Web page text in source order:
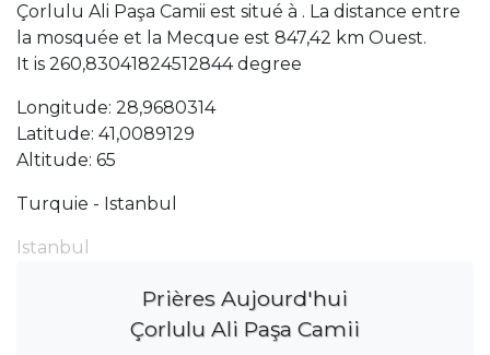
Çorlulu Ali Paşa Camii est situé à . La distance entre
la mosquée et la Mecque est 847,42 km Ouest.
It is 260,83041824512844 degree
Longitude: 28,9680314
Latitude: 41,0089129
Altitude: 65
Turquie - Istanbul
Istanbul
Prières Aujourd'hui
Çorlulu Ali Paşa Camii